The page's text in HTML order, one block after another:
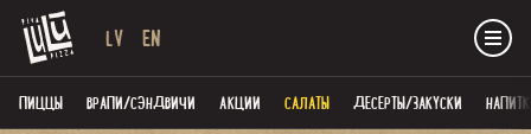
LV EN
ПИЦЦЫ ВРАПИ/СЭНДВИЧИ AКЦИИ САЛАТЫ ДЕСЕРТЫ/ЗАКУСКИ